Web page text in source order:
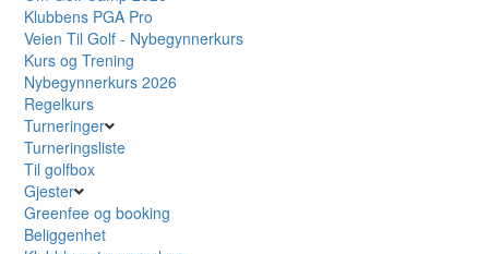
Klubbens PGA Pro
Veien Til Golf - Nybegynnerkurs
Kurs og Trening
Nybegynnerkurs 2026
Regelkurs
Turneringer
Turneringsliste
Til golfbox
Gjester
Greenfee og booking
Beliggenhet